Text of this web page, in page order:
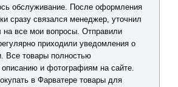
обслуживание. После оформления
сразу связался менеджер, уточнил
на все мои вопросы. Отправили
приходили уведомления о
Все товары полностью
описанию и фотографиям на сайте.
в Фарватере товары для